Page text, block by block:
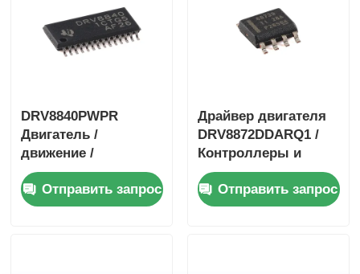
DRV8840PWPR
Двигатель /
движение /
контроллеры
зажигания и
драйверы 5A
Отправить запрос
Драйвер двигателя
DRV8872DDARQ1 /
Контроллеры и
драйверы
двигателей / систем
зажигания 3.6A
Отправить запрос